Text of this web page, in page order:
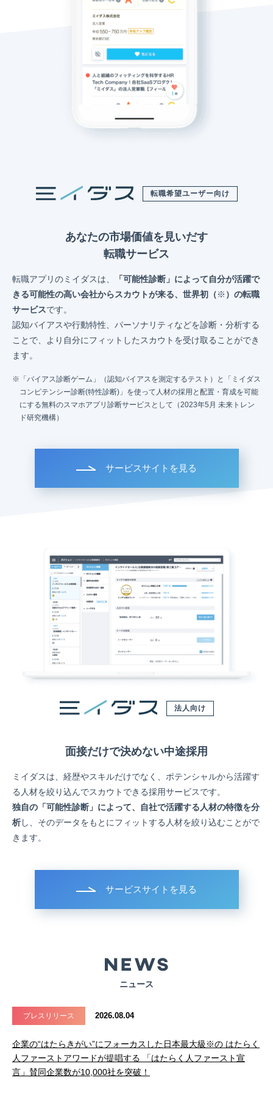
転職希望ユーザー向け
あなたの市場価値を見いだす
転職サービス
転職アプリのミイダスは、
「可能性診断」によって自分が活躍で
きる可能性の高い会社からスカウトが来る、世界初（※ ）の転職
サービスです。
認知バイアスや行動特性、パーソナリティなどを診断・分析する
ことで、より自分にフィットしたスカウトを受け取ることができ
ます。
「バイアス診断ゲーム」（認知バイアスを測定するテスト）と「ミイダス
コンピテンシー診断(特性診断)」を使って人材の採用と配置・育成を可能
にする無料のスマホアプリ診断サービスとして（2023年5月 未来トレン
ド研究機構）
サービスサイトを見る
法人向け
面接だけで決めない中途採用
ミイダスは、経歴やスキルだけでなく、ポテンシャルから活躍す
る人材を絞り込んでスカウトできる採用サービスです。
独自の「可能性診断」によって、自社で活躍する人材の特徴を分
析し、そのデータをもとにフィットする人材を絞り込むことがで
きます。
サービスサイトを見る
ニュース
プレスリリース 2026.08.04
企業の“はたらきがい”にフォーカスした日本最大級※の はたらく
人ファーストアワードが提唱する 「はたらく人ファースト宣
言」賛同企業数が10,000社を突破！